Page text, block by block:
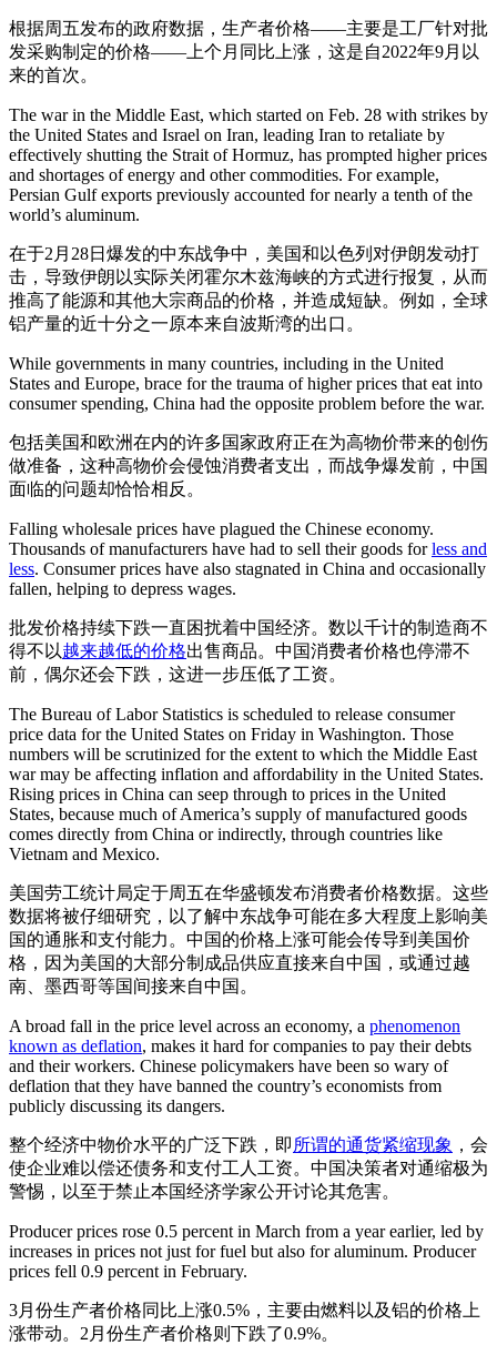
根据周五发布的政府数据，生产者价格——主要是工厂针对批
发采购制定的价格——上个月同比上涨，这是自2022年9月以
来的首次。
The war in the Middle East, which started on Feb. 28 with strikes by
the United States and Israel on Iran, leading Iran to retaliate by
effectively shutting the Strait of Hormuz, has prompted higher prices
and shortages of energy and other commodities. For example,
Persian Gulf exports previously accounted for nearly a tenth of the
world’s aluminum.
在于2月28日爆发的中东战争中，美国和以色列对伊朗发动打
击，导致伊朗以实际关闭霍尔木兹海峡的方式进行报复，从而
推高了能源和其他大宗商品的价格，并造成短缺。例如，全球
铝产量的近十分之一原本来自波斯湾的出口。
While governments in many countries, including in the United
States and Europe, brace for the trauma of higher prices that eat into
consumer spending, China had the opposite problem before the war.
包括美国和欧洲在内的许多国家政府正在为高物价带来的创伤
做准备，这种高物价会侵蚀消费者支出，而战争爆发前，中国
面临的问题却恰恰相反。
Falling wholesale prices have plagued the Chinese economy.
Thousands of manufacturers have had to sell their goods forless and
less. Consumer prices have also stagnated in China and occasionally
fallen, helping to depress wages.
批发价格持续下跌一直困扰着中国经济。数以千计的制造商不
得不以越来越低的价格出售商品。中国消费者价格也停滞不
前，偶尔还会下跌，这进一步压低了工资。
The Bureau of Labor Statistics is scheduled to release consumer
price data for the United States on Friday in Washington. Those
numbers will be scrutinized for the extent to which the Middle East
war may be affecting inflation and affordability in the United States.
Rising prices in China can seep through to prices in the United
States, because much of America’s supply of manufactured goods
comes directly from China or indirectly, through countries like
Vietnam and Mexico.
美国劳工统计局定于周五在华盛顿发布消费者价格数据。这些
数据将被仔细研究，以了解中东战争可能在多大程度上影响美
国的通胀和支付能力。中国的价格上涨可能会传导到美国价
格，因为美国的大部分制成品供应直接来自中国，或通过越
南、墨西哥等国间接来自中国。
A broad fall in the price level across an economy, a phenomenon
known as deflation, makes it hard for companies to pay their debts
and their workers. Chinese policymakers have been so wary of
deflation that they have banned the country’s economists from
publicly discussing its dangers.
整个经济中物价水平的广泛下跌，即 所谓的通货紧缩现象 ，会
使企业难以偿还债务和支付工人工资。中国决策者对通缩极为
警惕，以至于禁止本国经济学家公开讨论其危害。
Producer prices rose 0.5 percent in March from a year earlier, led by
increases in prices not just for fuel but also for aluminum. Producer
prices fell 0.9 percent in February.
3月份生产者价格同比上涨0.5%，主要由燃料以及铝的价格上
涨带动。2月份生产者价格则下跌了0.9%。